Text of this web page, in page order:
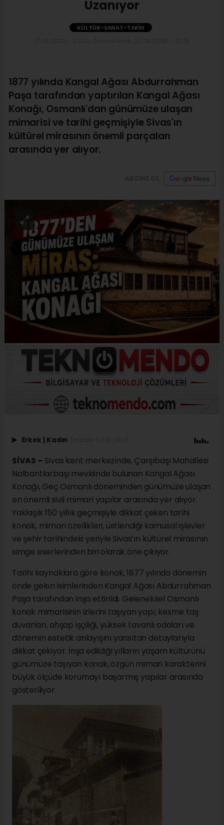
Uzanıyor
KÜLTÜR-SANAT-TARIH
1877 yılında Kangal Ağası Abdurrahman
Paşa tarafından yaptırılan Kangal Ağası
Konağı, Osmanlı'dan günümüze ulaşan
mimarisi ve tarihi geçmişiyle Sivas'ın
kültürel mirasının önemli parçaları
arasında yer alıyor.
Erkek Kadın
SİVAS – Sivas kent merkezinde, Çarşıbaşı Mahallesi
Nalbantlarbaşı mevkiinde bulunan Kangal Ağası
Konağı, Geç Osmanlı döneminden günümüze ulaşan
en önemli sivil mimari yapılar arasında yer alıyor.
Yaklaşık 150 yıllık geçmişiyle dikkat çeken tarihi
konak, mimari özellikleri, üstlendiği kamusal işlevler
ve şehir tarihindeki yeriyle Sivas’ın kültürel mirasının
simge eserlerinden biri olarak öne çıkıyor.
Tarihi kaynaklara göre konak, 1877 yılında dönemin
önde gelen isimlerinden Kangal Ağası Abdurrahman
Paşa tarafından inşa ettirildi. Geleneksel Osmanlı
konak mimarisinin izlerini taşıyan yapı; kesme taş
duvarları, ahşap işçiliği, yüksek tavanlı odaları ve
dönemin estetik anlayışını yansıtan detaylarıyla
dikkat çekiyor. İnşa edildiği yılların yaşam kültürünü
günümüze taşıyan konak, özgün mimari karakterini
büyük ölçüde korumayı başarmış yapılar arasında
gösteriliyor.